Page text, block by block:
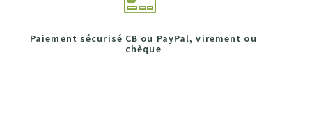
Paiement sécurisé CB ou PayPal, virement ou
chèque